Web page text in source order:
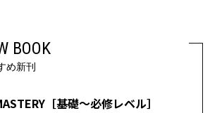
BOOK
め新刊
［基礎～必修レベル］